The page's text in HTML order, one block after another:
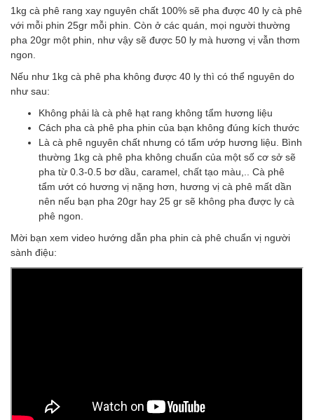
1kg cà phê rang xay nguyên chất 100% sẽ pha được 40 ly cà phê
với mỗi phin 25gr mỗi phin. Còn ở các quán, mọi người thường
pha 20gr một phin, như vậy sẽ được 50 ly mà hương vị vẫn thơm
ngon.
Nếu như 1kg cà phê pha không được 40 ly thì có thể nguyên do
như sau:
Không phải là cà phê hạt rang không tẩm hương liệu
Cách pha cà phê pha phin của bạn không đúng kích thước
Là cà phê nguyên chất nhưng có tẩm ướp hương liệu. Bình
thường 1kg cà phê pha không chuẩn của một số cơ sở sẽ
pha từ 0.3-0.5 bơ dầu, caramel, chất tạo màu,.. Cà phê
tẩm ướt có hương vị nặng hơn, hương vị cà phê mất dần
nên nếu bạn pha 20gr hay 25 gr sẽ không pha được ly cà
phê ngon.
Mời bạn xem video hướng dẫn pha phin cà phê chuẩn vị người
sành điệu: